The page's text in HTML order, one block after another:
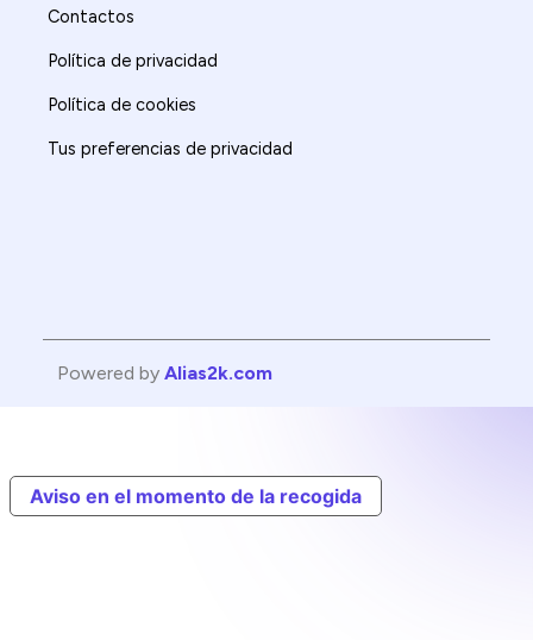
Contactos
Política de privacidad
Política de cookies
Tus preferencias de privacidad
Powered by Alias2k.com
Aviso en el momento de la recogida